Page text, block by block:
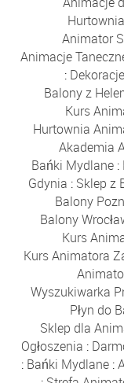
Animator
Animacje
:
Balony z
Kurs
Hurtownia
Akademia
Bańki Mydlane :
Gdynia : Sklep z
Balony
Balony
Kurs
Kurs Animatora
Wyszukiwarka
Płyn do
Sklep dla
Ogłoszenia :
: Bańki Mydlane :